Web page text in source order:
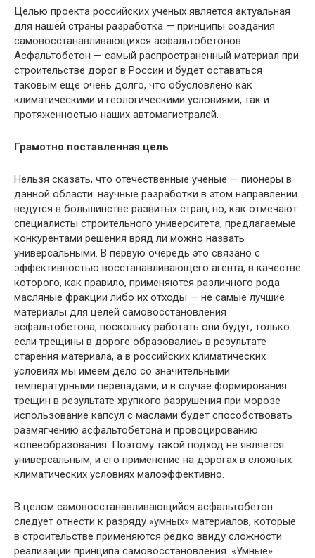
Целью проекта российских ученых является актуальная
для нашей страны разработка — принципы создания
самовосстанавливающихся асфальтобетонов.
Асфальтобетон — самый распространенный материал при
строительстве дорог в России и будет оставаться
таковым еще очень долго, что обусловлено как
климатическими и геологическими условиями, так и
протяженностью наших автомагистралей.
Грамотно поставленная цель
Нельзя сказать, что отечественные ученые — пионеры в
данной области: научные разработки в этом направлении
ведутся в большинстве развитых стран, но, как отмечают
специалисты строительного университета, предлагаемые
конкурентами решения вряд ли можно назвать
универсальными. В первую очередь это связано с
эффективностью восстанавливающего агента, в качестве
которого, как правило, применяются различного рода
масляные фракции либо их отходы — не самые лучшие
материалы для целей самовосстановления
асфальтобетона, поскольку работать они будут, только
если трещины в дороге образовались в результате
старения материала, а в российских климатических
условиях мы имеем дело со значительными
температурными перепадами, и в случае формирования
трещин в результате хрупкого разрушения при морозе
использование капсул с маслами будет способствовать
размягчению асфальтобетона и провоцированию
колееобразования. Поэтому такой подход не является
универсальным, и его применение на дорогах в сложных
климатических условиях малоэффективно.
В целом самовосстанавливающийся асфальтобетон
следует отнести к разряду «умных» материалов, которые
в строительстве применяются редко ввиду сложности
реализации принципа самовосстановления. «Умные»